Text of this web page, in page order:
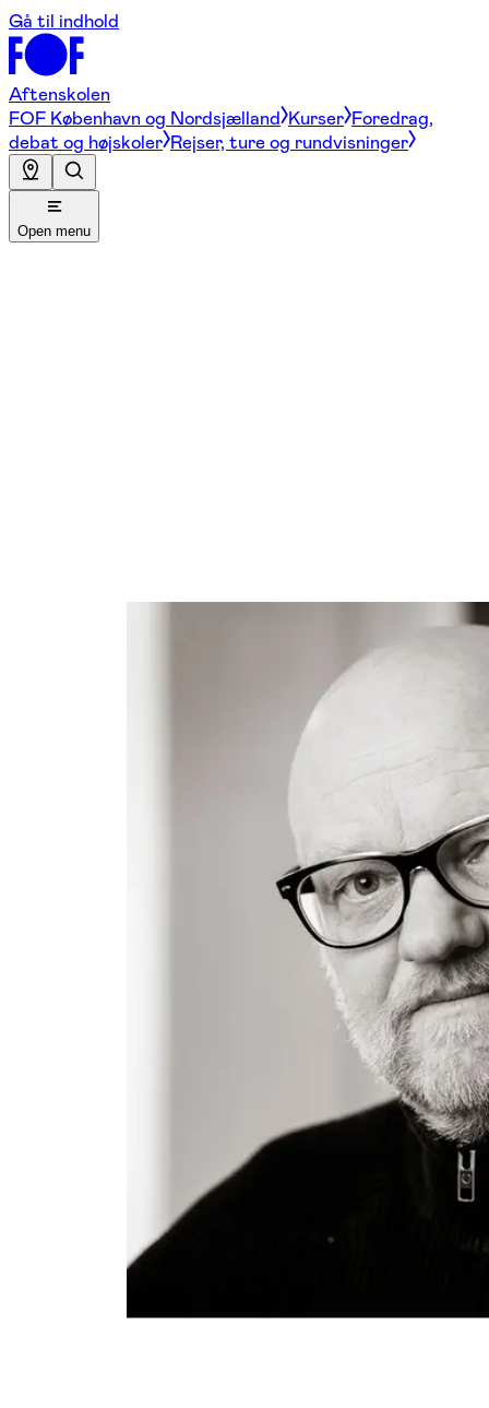
Gå til indhold
Aftenskolen
FOF København og Nordsjælland Kurser Foredrag,
debat og højskoler Rejser, ture og rundvisninger
Open menu